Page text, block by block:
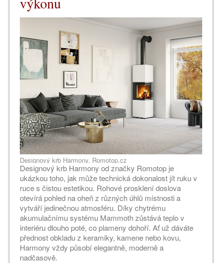
Designový krb Harmony, Romotop.cz
Designový krb Harmony od značky Romotop je
ukázkou toho, jak může technická dokonalost jít ruku v
ruce s čistou estetikou. Rohové prosklení doslova
otevírá pohled na oheň z různých úhlů místnosti a
vytváří jedinečnou atmosféru. Díky chytrému
akumulačnímu systému Mammoth zůstává teplo v
interiéru dlouho poté, co plameny dohoří. Ať už dáváte
přednost obkladu z keramiky, kamene nebo kovu,
Harmony vždy působí elegantně, moderně a
nadčasově.